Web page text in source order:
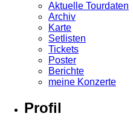
Aktuelle Tourdaten
Archiv
Karte
Setlisten
Tickets
Poster
Berichte
meine Konzerte
Profil